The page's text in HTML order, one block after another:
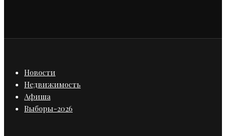
Новости
Недвижимость
Афиша
Выборы-2026